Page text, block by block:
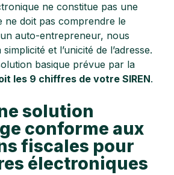
ne constitue pas une
ne doit pas comprendre le
auto-entrepreneur, nous
et l’unicité de l’adresse.
basique prévue par la
les 9 chiffres de votre SIREN.
solution
conforme aux
fiscales pour
électroniques